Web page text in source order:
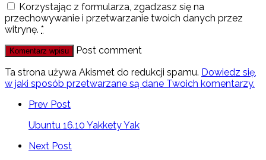
Korzystając z formularza, zgadzasz się na
przechowywanie i przetwarzanie twoich danych przez
witrynę. *
Post comment
Ta strona używa Akismet do redukcji spamu. Dowiedz się,
w jaki sposób przetwarzane są dane Twoich komentarzy.
Prev Post
Ubuntu 16.10 Yakkety Yak
Next Post